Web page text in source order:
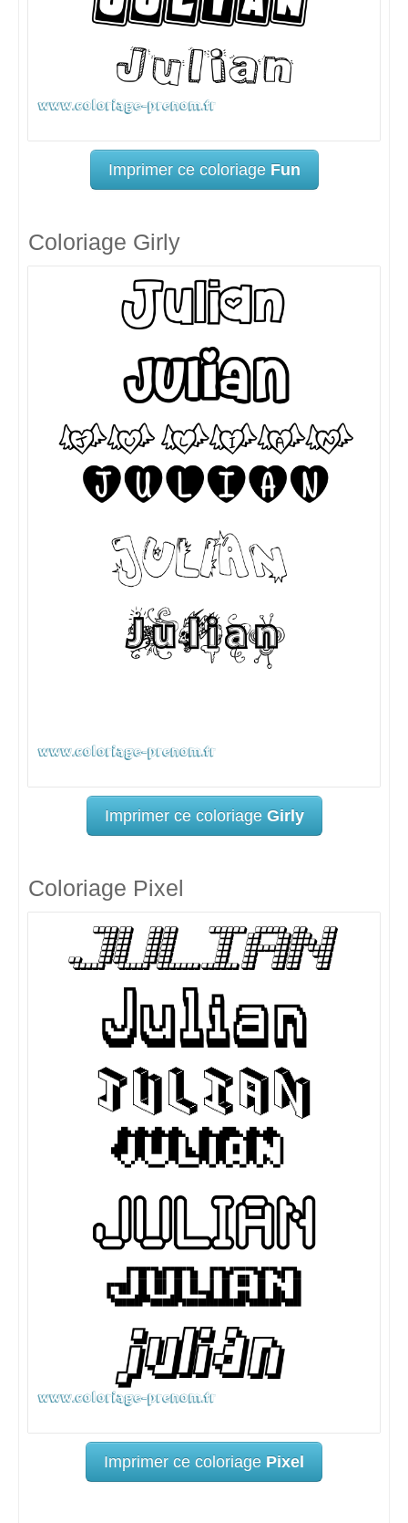
Imprimer ce coloriage Fun
Coloriage Girly
Imprimer ce coloriage Girly
Coloriage Pixel
Imprimer ce coloriage Pixel